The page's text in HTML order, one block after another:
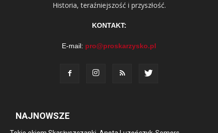
Historia, teraźniejszość i przyszłość.
KONTAKT:
E-mail: pro@proskarzysko.pl
NAJNOWSZE